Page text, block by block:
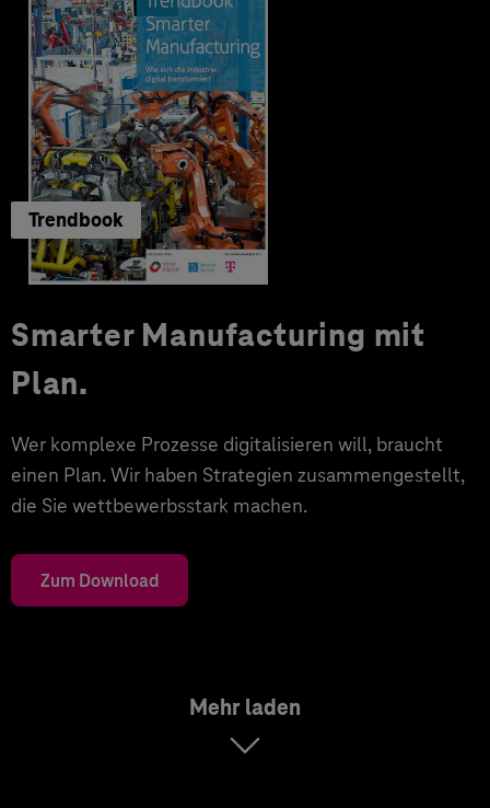
Trendbook
Smarter Manufacturing mit
Plan.
Wer komplexe Prozesse digitalisieren will, braucht
einen Plan. Wir haben Strategien zusammengestellt,
die Sie wettbewerbsstark machen.
Zum Download
Mehr laden